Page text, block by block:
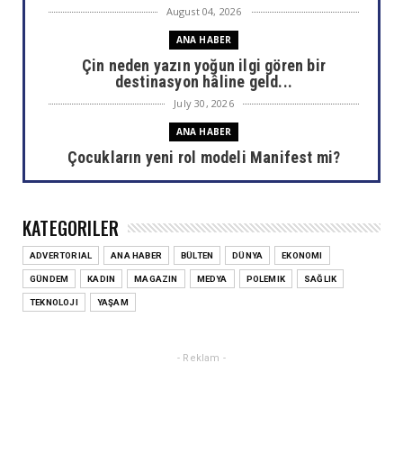
August 04, 2026
ANA HABER
Çin neden yazın yoğun ilgi gören bir
destinasyon hâline geld...
July 30, 2026
ANA HABER
Çocukların yeni rol modeli Manifest mi?
July 30, 2026
Areda Survey araştırdı: AHBAP sonrası bağış
haritası değişti
July 30, 2026
July 29, 2026
KATEGORILER
ADVERTORIAL ANA HABER BÜLTEN DÜNYA EKONOMI
GÜNDEM KADIN MAGAZIN MEDYA POLEMIK SAĞLIK
TEKNOLOJI YAŞAM
- Reklam -